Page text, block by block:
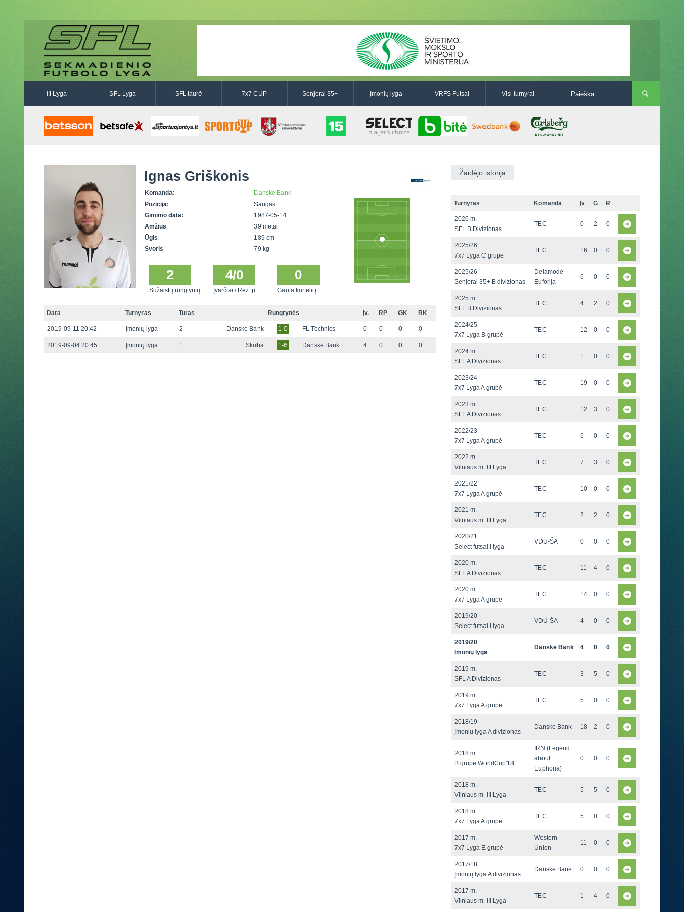
III Lyga SFL Lyga SFL taurė 7x7 CUP Senjorai 35+ Įmonių lyga VRFS Futsal Visi turnyrai
Ignas Griškonis
Komanda:
Danske Bank
Pozicija:
Saugas
Gimimo data:
1987-05-14
Amžius
39 metai
Ūgis
189 cm
Svoris
79 kg
2
Sužaistų rungtynių
4/0
Įvarčiai / Rez. p.
0
Gauta kortelių
Data Turnyras Turas Rungtynės Įv. RP GK RK
2019-09-11 20:42 Įmonių lyga 2 Danske Bank 1-0 FL Technics 0 0 0 0
2019-09-04 20:45 Įmonių lyga 1 Skuba 1-6 Danske Bank 4 0 0 0
Žaidėjo istorija
Turnyras Komanda Įv G R
2026 m.
SFL B Divizionas
TEC 0 2 0
2025/26
7x7 Lyga C grupė
TEC 16 0 0
2025/26
Senjorai 35+ B divizionas
Delamode
Euforija
6 0 0
2025 m.
SFL B Divizionas
TEC 4 2 0
2024/25
7x7 Lyga B grupė
TEC 12 0 0
2024 m.
SFL A Divizionas
TEC 1 0 0
2023/24
7x7 Lyga A grupė
TEC 19 0 0
2023 m.
SFL A Divizionas
TEC 12 3 0
2022/23
7x7 Lyga A grupė
TEC 6 0 0
2022 m.
Vilniaus m. III Lyga
TEC 7 3 0
2021/22
7x7 Lyga A grupė
TEC 10 0 0
2021 m.
Vilniaus m. III Lyga
TEC 2 2 0
2020/21
Select futsal I lyga
VDU-ŠA 0 0 0
2020 m.
SFL A Divizionas
TEC 11 4 0
2020 m.
7x7 Lyga A grupė
TEC 14 0 0
2019/20
Select futsal I lyga
VDU-ŠA 4 0 0
2019/20
Įmonių lyga
Danske Bank 4 0 0
2019 m.
SFL A Divizionas
TEC 3 5 0
2019 m.
7x7 Lyga A grupė
TEC 5 0 0
2018/19
Įmonių lyga A divizionas
Danske Bank 18 2 0
2018 m.
B grupė WorldCup'18
IRN (Legend
about
Euphoria)
0 0 0
2018 m.
Vilniaus m. III Lyga
TEC 5 5 0
2018 m.
7x7 Lyga A grupė
TEC 5 0 0
2017 m.
7x7 Lyga E grupė
Western
Union
11 0 0
2017/18
Įmonių lyga A divizionas
Danske Bank 0 0 0
2017 m.
Vilniaus m. III Lyga
TEC 1 4 0